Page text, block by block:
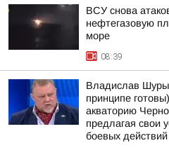
ВСУ снова
нефтегазовую
море
08:39
Владислав
принципе
акваторию
предлагая свои
боевых